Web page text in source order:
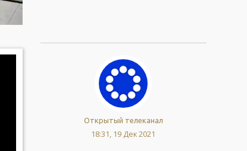
Открытый телеканал
18:31, 19 Дек 2021